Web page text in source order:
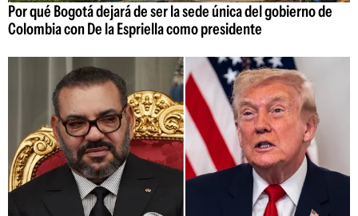
Por qué Bogotá dejará de ser la sede única del gobierno de
Colombia con De la Espriella como presidente